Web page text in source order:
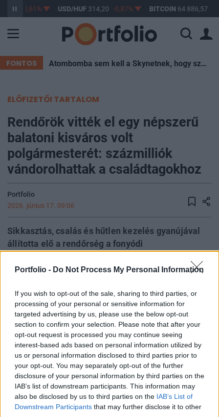
Portfolio - Do Not Process My Personal Information
If you wish to opt-out of the sale, sharing to third parties, or
processing of your personal or sensitive information for
targeted advertising by us, please use the below opt-out
section to confirm your selection. Please note that after your
opt-out request is processed you may continue seeing
interest-based ads based on personal information utilized by
us or personal information disclosed to third parties prior to
your opt-out. You may separately opt-out of the further
disclosure of your personal information by third parties on the
IAB’s list of downstream participants. This information may
also be disclosed by us to third parties on the IAB’s List of
Downstream Participants that may further disclose it to other
-0,61% USD/HUF314,20 -0,87% BITCOIN 64 886,57
FONTOS Atombomba sem kell a Skynetnek, hogy szétégessen minket – elég egy hőkupola
ELŐFIZETŐI TARTALOM
Rendőrök vitték el egy népszerű
balatoni kisváros volt
polgármesterét: százmilliók
vándorolhattak a családtagokhoz
Portfolio
2026. június 17. 09:06
Sikkasztás, csalás és hűtlen kezelés gyanújával
állította elő a rendőrség a fonyódi
egyik hozzátartozóját, sajtóértesülések szerint
őrizetbe vették. A több száz millió forintos
visszaélés hátterében vélhetően olyan gyanús
önkormányzati megbízások állnak, amelyeket a
városvezetés és a cégvezetés családtagjaira
szabva, tudatosan játszhattak ki - tudósított a
Népszava.
Hétfőn a rendőrség előállította a Fonyódi Városfejlesztési
és Városüzemeltetési Nonprofit Közhasznú Kft.
ügyvezetőjét és egyik rokonát. Bár hivatalos megerősítés